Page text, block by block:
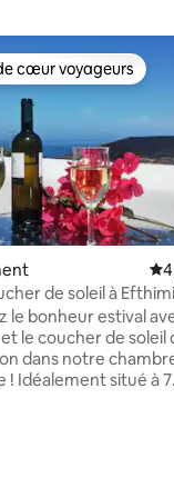
cœur voyageurs les
cœur voyageurs
de soleil à
le bonheur estival
le coucher de soleil
dans notre
à 7